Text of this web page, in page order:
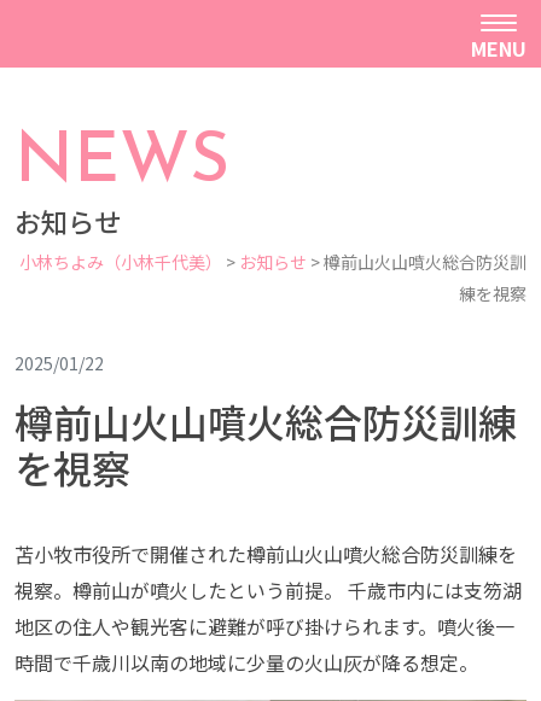
MENU
NEWS
お知らせ
小林ちよみ（小林千代美） > お知らせ >樽前山火山噴火総合防災訓
練を視察
2025/01/22
樽前山火山噴火総合防災訓練
を視察
苫小牧市役所で開催された樽前山火山噴火総合防災訓練を
視察。樽前山が噴火したという前提。 千歳市内には支笏湖
地区の住人や観光客に避難が呼び掛けられます。噴火後一
時間で千歳川以南の地域に少量の火山灰が降る想定。